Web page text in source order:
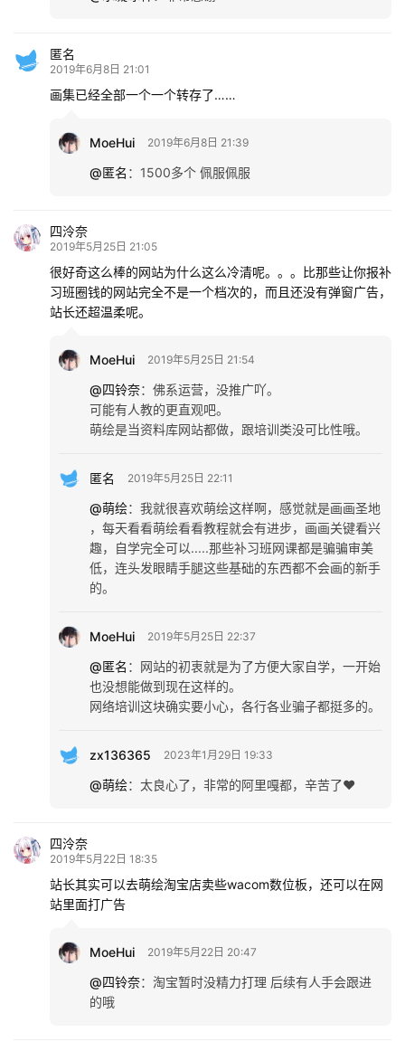
匿名
2019年6月8日 21:01
画集已经全部一个一个转存了……
MoeHui 2019年6月8日 21:39
@匿名 ： 1500多个 佩服佩服
四泠奈
2019年5月25日 21:05
很好奇这么棒的网站为什么这么冷清呢。。。比那些让你报补
习班圈钱的网站完全不是一个档次的，而且还没有弹窗广告，
站长还超温柔呢。
MoeHui 2019年5月25日 21:54
@四铃奈： 佛系运营，没推广吖。
可能有人教的更直观吧。
萌绘是当资料库网站都做，跟培训类没可比性哦。
匿名 2019年5月25日 22:11
@萌绘： 我就很喜欢萌绘这样啊，感觉就是画画圣地
，每天看看萌绘看看教程就会有进步，画画关键看兴
趣，自学完全可以.....那些补习班网课都是骗骗审美
低，连头发眼睛手腿这些基础的东西都不会画的新手
的。
MoeHui 2019年5月25日 22:37
@匿名 ： 网站的初衷就是为了方便大家自学，一开始
也没想能做到现在这样的。
网络培训这块确实要小心，各行各业骗子都挺多的。
zx136365 2023年1月29日 19:33
@萌绘： 太良心了，非常的阿里嘎都，辛苦了❤️
四泠奈
2019年5月22日 18:35
站长其实可以去萌绘淘宝店卖些wacom数位板，还可以在网
站里面打广告
MoeHui 2019年5月22日 20:47
@四铃奈： 淘宝暂时没精力打理 后续有人手会跟进
的哦